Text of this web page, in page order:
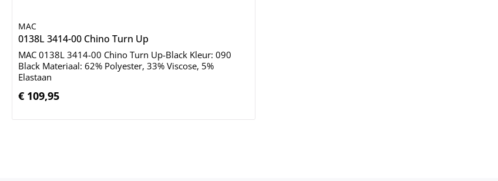
Details
MAC
0138L 3414-00 Chino Turn Up
MAC 0138L 3414-00 Chino Turn Up-Black Kleur: 090
Black Materiaal: 62% Polyester, 33% Viscose, 5%
Elastaan
Normale prijs:
€ 109,95